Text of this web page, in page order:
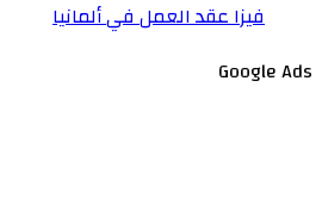
فيزا عقد العمل في ألمانيا
Google Ads